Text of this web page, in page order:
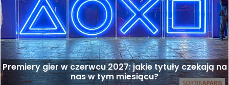
Premiery gier w czerwcu 2027: jakie tytuły czekają na
nas w tym miesiącu?